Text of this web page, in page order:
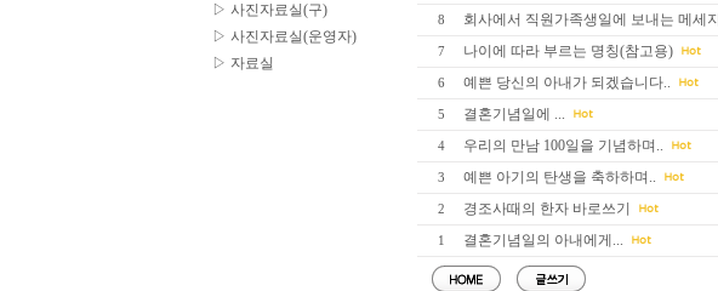
▷ 사진자료실(구)
▷ 사진자료실(운영자)
▷ 자료실
8 회사에서 직원가족생일에 보내는 메세지
7 나이에 따라 부르는 명칭(참고용)
6 예쁜 당신의 아내가 되겠습니다..
5 결혼기념일에 ...
4 우리의 만남 100일을 기념하며..
3 예쁜 아기의 탄생을 축하하며..
2 경조사때의 한자 바로쓰기
1 결혼기념일의 아내에게...